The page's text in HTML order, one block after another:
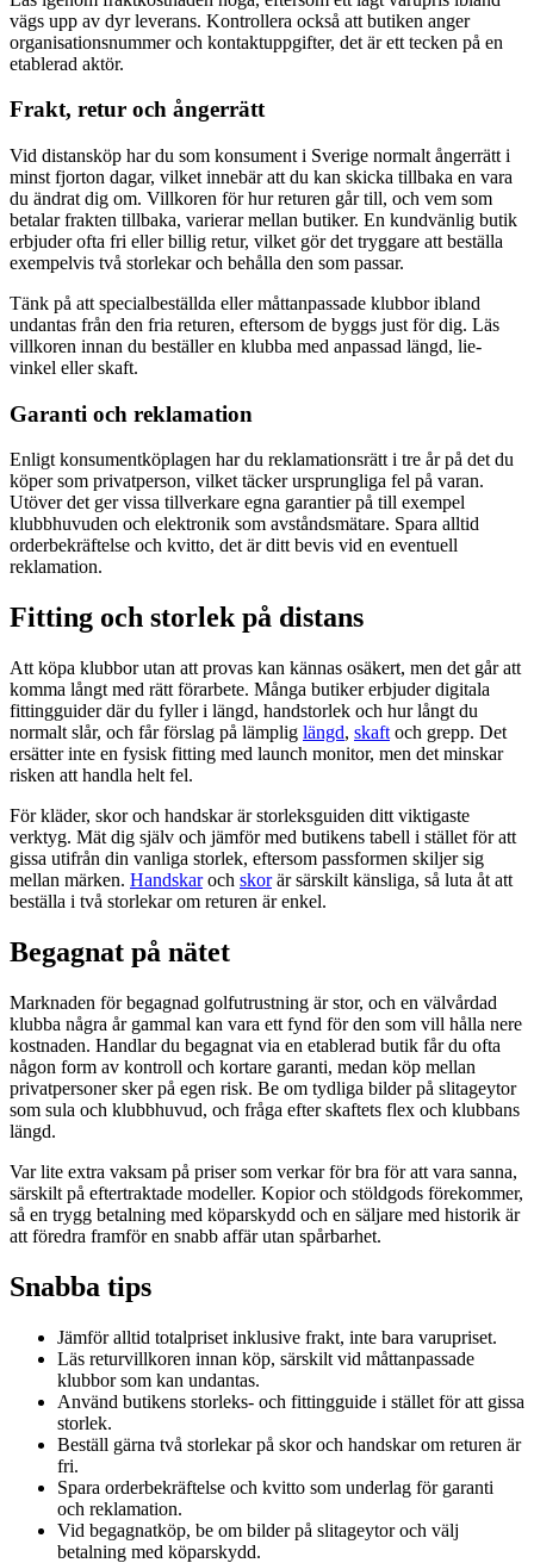
vägs upp av dyr leverans. Kontrollera också att butiken anger
organisationsnummer och kontaktuppgifter, det är ett tecken på en
etablerad aktör.
Frakt, retur och ångerrätt
Vid distansköp har du som konsument i Sverige normalt ångerrätt i
minst fjorton dagar, vilket innebär att du kan skicka tillbaka en vara
du ändrat dig om. Villkoren för hur returen går till, och vem som
betalar frakten tillbaka, varierar mellan butiker. En kundvänlig butik
erbjuder ofta fri eller billig retur, vilket gör det tryggare att beställa
exempelvis två storlekar och behålla den som passar.
Tänk på att specialbeställda eller måttanpassade klubbor ibland
undantas från den fria returen, eftersom de byggs just för dig. Läs
villkoren innan du beställer en klubba med anpassad längd, lie-
vinkel eller skaft.
Garanti och reklamation
Enligt konsumentköplagen har du reklamationsrätt i tre år på det du
köper som privatperson, vilket täcker ursprungliga fel på varan.
Utöver det ger vissa tillverkare egna garantier på till exempel
klubbhuvuden och elektronik som avståndsmätare. Spara alltid
orderbekräftelse och kvitto, det är ditt bevis vid en eventuell
reklamation.
Fitting och storlek på distans
Att köpa klubbor utan att provas kan kännas osäkert, men det går att
komma långt med rätt förarbete. Många butiker erbjuder digitala
fittingguider där du fyller i längd, handstorlek och hur långt du
normalt slår, och får förslag på lämplig längd, skaft och grepp. Det
ersätter inte en fysisk fitting med launch monitor, men det minskar
risken att handla helt fel.
För kläder, skor och handskar är storleksguiden ditt viktigaste
verktyg. Mät dig själv och jämför med butikens tabell i stället för att
gissa utifrån din vanliga storlek, eftersom passformen skiljer sig
mellan märken. Handskaroch skorär särskilt känsliga, så luta åt att
beställa i två storlekar om returen är enkel.
Begagnat på nätet
Marknaden för begagnad golfutrustning är stor, och en välvårdad
klubba några år gammal kan vara ett fynd för den som vill hålla nere
kostnaden. Handlar du begagnat via en etablerad butik får du ofta
någon form av kontroll och kortare garanti, medan köp mellan
privatpersoner sker på egen risk. Be om tydliga bilder på slitageytor
som sula och klubbhuvud, och fråga efter skaftets flex och klubbans
längd.
Var lite extra vaksam på priser som verkar för bra för att vara sanna,
särskilt på eftertraktade modeller. Kopior och stöldgods förekommer,
så en trygg betalning med köparskydd och en säljare med historik är
att föredra framför en snabb affär utan spårbarhet.
Snabba tips
Jämför alltid totalpriset inklusive frakt, inte bara varupriset.
Läs returvillkoren innan köp, särskilt vid måttanpassade
klubbor som kan undantas.
Använd butikens storleks- och fittingguide i stället för att gissa
storlek.
Beställ gärna två storlekar på skor och handskar om returen är
fri.
Spara orderbekräftelse och kvitto som underlag för garanti
och reklamation.
Vid begagnatköp, be om bilder på slitageytor och välj
betalning med köparskydd.